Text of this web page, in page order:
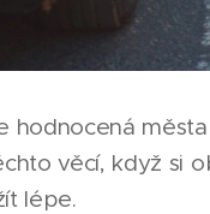
hodnocená
věcí, když si
lépe.